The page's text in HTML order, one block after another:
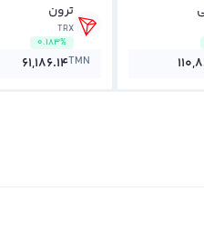
ترون
TRX
0.183%
61,186.14TMN